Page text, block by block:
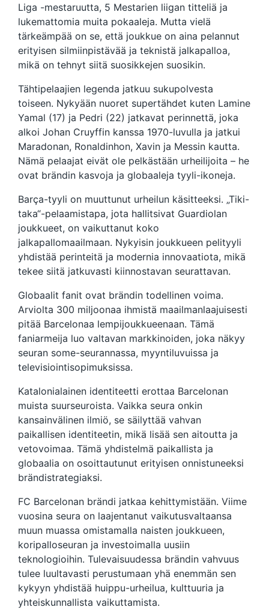
Liga -mestaruutta, 5 Mestarien liigan titteliä ja
lukemattomia muita pokaaleja. Mutta vielä
tärkeämpää on se, että joukkue on aina pelannut
erityisen silmiinpistävää ja teknistä jalkapalloa,
mikä on tehnyt siitä suosikkejen suosikin.
Tähtipelaajien legenda jatkuu sukupolvesta
toiseen. Nykyään nuoret supertähdet kuten Lamine
Yamal (17) ja Pedri (22) jatkavat perinnettä, joka
alkoi Johan Cruyffin kanssa 1970-luvulla ja jatkui
Maradonan, Ronaldinhon, Xavin ja Messin kautta.
Nämä pelaajat eivät ole pelkästään urheilijoita – he
ovat brändin kasvoja ja globaaleja tyyli-ikoneja.
Barça-tyyli on muuttunut urheilun käsitteeksi. „Tiki-
taka“-pelaamistapa, jota hallitsivat Guardiolan
joukkueet, on vaikuttanut koko
jalkapallomaailmaan. Nykyisin joukkueen pelityyli
yhdistää perinteitä ja modernia innovaatiota, mikä
tekee siitä jatkuvasti kiinnostavan seurattavan.
Globaalit fanit ovat brändin todellinen voima.
Arviolta 300 miljoonaa ihmistä maailmanlaajuisesti
pitää Barcelonaa lempijoukkueenaan. Tämä
faniarmeija luo valtavan markkinoiden, joka näkyy
seuran some-seurannassa, myyntiluvuissa ja
televisiointisopimuksissa.
Katalonialainen identiteetti erottaa Barcelonan
muista suurseuroista. Vaikka seura onkin
kansainvälinen ilmiö, se säilyttää vahvan
paikallisen identiteetin, mikä lisää sen aitoutta ja
vetovoimaa. Tämä yhdistelmä paikallista ja
globaalia on osoittautunut erityisen onnistuneeksi
brändistrategiaksi.
FC Barcelonan brändi jatkaa kehittymistään. Viime
vuosina seura on laajentanut vaikutusvaltaansa
muun muassa omistamalla naisten joukkueen,
koripalloseuran ja investoimalla uusiin
teknologioihin. Tulevaisuudessa brändin vahvuus
tulee luultavasti perustumaan yhä enemmän sen
kykyyn yhdistää huippu-urheilua, kulttuuria ja
yhteiskunnallista vaikuttamista.